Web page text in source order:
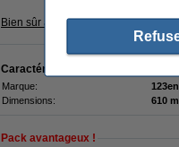
Bien sûr aussi sur ce produit de la
Caractéristiques
Marque:
Dimensions:
Pack avantageux !